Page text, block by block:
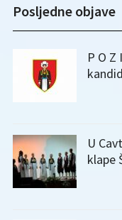
Posljedne objave
P O
U
klape